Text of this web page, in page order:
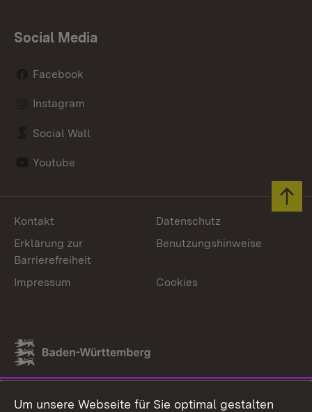
Social Media
Facebook
Instagram
Social Wall
Youtube
Link zum Landesportal
Kontakt
Datenschutz
Erklärung zur
Barrierefreiheit
Benutzungshinweise
Impressum Cookies
Um unsere Webseite für Sie optimal gestalten